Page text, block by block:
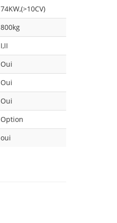
74KW,(>10CV)
800kg
I,II
Oui
Oui
Oui
Option
oui